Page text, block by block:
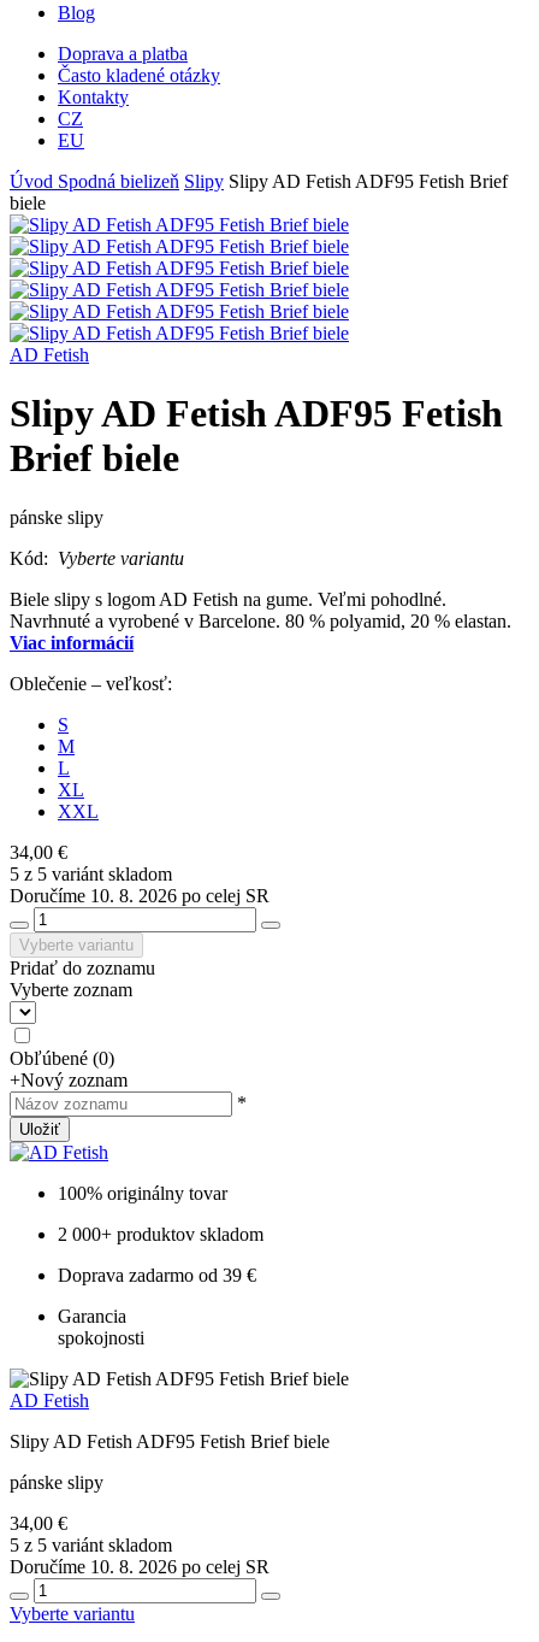
Blog
Doprava a platba
Často kladené otázky
Kontakty
CZ
EU
Úvod Spodná bielizeň Slipy Slipy AD Fetish ADF95 Fetish Brief
biele
AD Fetish
Slipy AD Fetish ADF95 Fetish
Brief biele
pánske slipy
Kód: Vyberte variantu
Biele slipy s logom AD Fetish na gume. Veľmi pohodlné.
Navrhnuté a vyrobené v Barcelone. 80 % polyamid, 20 % elastan.
Viac informácií
Oblečenie – veľkosť:
S
M
L
XL
XXL
34,00 €
5 z 5 variánt skladom
Doručíme 10. 8. 2026 po celej SR
Vyberte variantu
Pridať do zoznamu
Vyberte zoznam
Obľúbené (0)
+Nový zoznam
*
Uložiť
100% originálny tovar
2 000+ produktov skladom
Doprava zadarmo od 39 €
Garancia
spokojnosti
AD Fetish
Slipy AD Fetish ADF95 Fetish Brief biele
pánske slipy
34,00 €
5 z 5 variánt skladom
Doručíme 10. 8. 2026 po celej SR
Vyberte variantu